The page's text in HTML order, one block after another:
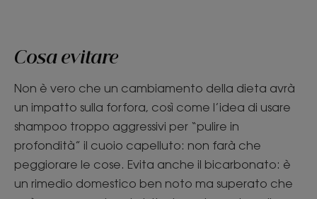
Cosa evitare
Non è vero che un cambiamento della dieta avrà
un impatto sulla forfora, così come l’idea di usare
shampoo troppo aggressivi per “pulire in
profondità” il cuoio capelluto: non farà che
peggiorare le cose. Evita anche il bicarbonato: è
un rimedio domestico ben noto ma superato che